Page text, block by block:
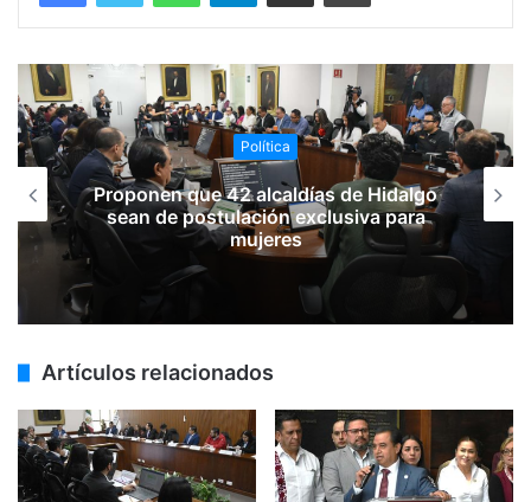
Política
Proponen que 42 alcaldías de Hidalgo
sean de postulación exclusiva para
mujeres
Artículos relacionados